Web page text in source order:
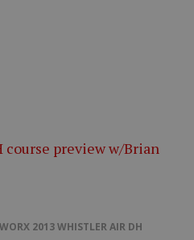
course preview w/Brian
2013 WHISTLERAIR DH